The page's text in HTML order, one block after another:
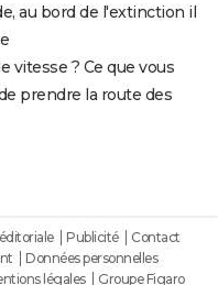
au bord de l'extinction il
vitesse ? Ce que vous
prendre la route des
Publicité
Contact
Données personnelles
légales Groupe Figaro